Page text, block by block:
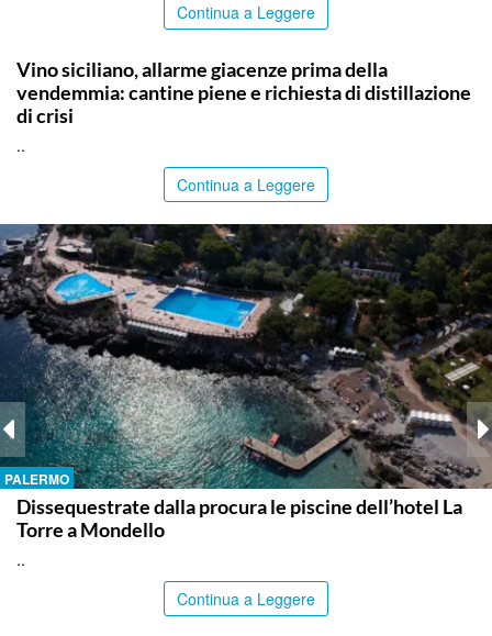
Continua a Leggere
Vino siciliano, allarme giacenze prima della
vendemmia: cantine piene e richiesta di distillazione
di crisi
..
Continua a Leggere
PALERMO
Dissequestrate dalla procura le piscine dell’hotel La
Torre a Mondello
..
Continua a Leggere